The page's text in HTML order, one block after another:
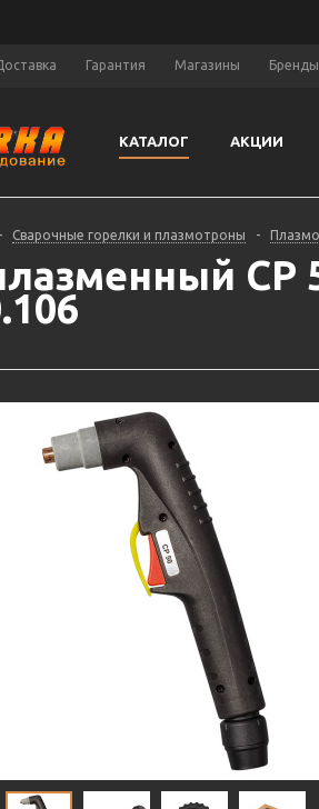
Гарантия Магазины Бренды
КАТАЛОГ АКЦИИ
- Сварочные горелки и плазмотроны -
CP